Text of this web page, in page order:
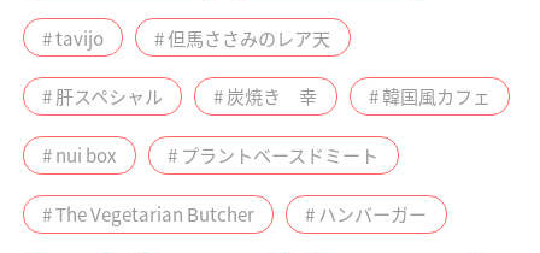
# tavijo # 但馬ささみのレア天
# 肝スペシャル # 炭焼き 幸 # 韓国風カフェ
# nui box # プラントベースドミート
# The Vegetarian Butcher # ハンバーガー